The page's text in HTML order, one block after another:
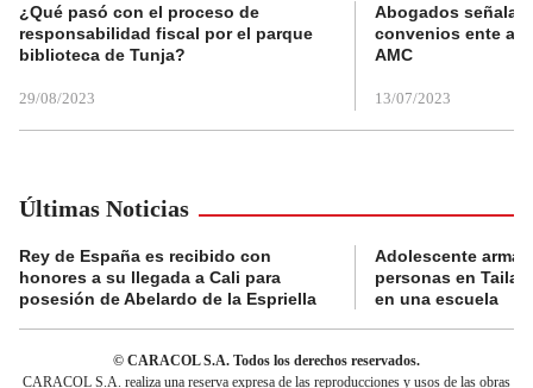
¿Qué pasó con el proceso de
responsabilidad fiscal por el parque
biblioteca de Tunja?
29/08/2023
Abogados
convenios ente
AMC
13/07/2023
Últimas Noticias
Rey de España es recibido con
honores a su llegada a Cali para
posesión de Abelardo de la Espriella
Adolescente
personas en
en una escuela
© CARACOL S.A. Todos los derechos reservados.
CARACOL S.A. realiza una reserva expresa de las reproducciones y usos de las obras